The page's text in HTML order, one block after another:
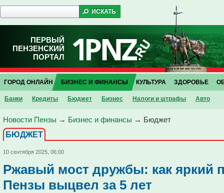
ПЕРВЫЙ
ПЕНЗЕНСКИЙ
ПОРТАЛ
ГОРОД ОНЛАЙН БИЗНЕС И ФИНАНСЫ
Банки Кредиты Бюджет Бизнес Налоги и штрафы Авто
КУЛЬТУРА ЗДОРОВЬЕ
Новости Пензы → Бизнес и финансы → Бюджет
БЮДЖЕТ
10 сентября 2025, 06:00
Ржавый мост дружбы: как яркий
Пензы выцвел за 5 лет